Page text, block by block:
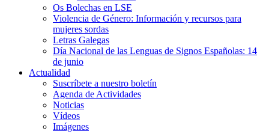
Os Bolechas en LSE
Violencia de Género: Información y recursos para
mujeres sordas
Letras Galegas
Día Nacional de las Lenguas de Signos Españolas: 14
de junio
Actualidad
Suscríbete a nuestro boletín
Agenda de Actividades
Noticias
Vídeos
Imágenes